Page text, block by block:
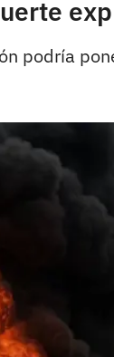
podría